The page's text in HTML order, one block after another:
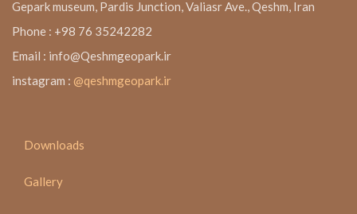
Gepark museum, Pardis Junction, Valiasr Ave., Qeshm, Iran
Phone : +98 76 35242282
Email : info@Qeshmgeopark.ir
instagram : @qeshmgeopark.ir
Downloads
Gallery